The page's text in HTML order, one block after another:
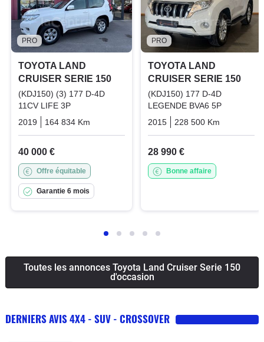
PRO
TOYOTA LAND
CRUISER SERIE 150
(KDJ150) (3) 177 D-4D
11CV LIFE 3P
2019
164 834 Km Diesel
40 000 €
Offre équitable
Garantie 6 mois
PRO
TOYOTA LAND
CRUISER SERIE 150
(KDJ150) 177 D-4D
LEGENDE BVA6 5P
2015
228 500 Km
28 990 €
Bonne affaire
Toutes les annonces Toyota Land Cruiser Serie 150
d'occasion
DERNIERS AVIS 4X4 - SUV - CROSSOVER